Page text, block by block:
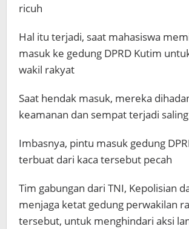
ricuh
Hal itu terjadi, saat mahasiswa
masuk ke gedung DPRD Kutim
wakil rakyat
Saat hendak masuk, mereka
keamanan dan sempat terjadi
Imbasnya, pintu masuk gedung
terbuat dari kaca tersebut pecah
Tim gabungan dari TNI, Kepolisian
menjaga ketat gedung perwakilan
tersebut, untuk menghindari aksi